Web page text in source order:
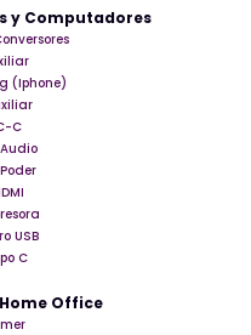
y Computadores
(Iphone)
C
USB
C
Office